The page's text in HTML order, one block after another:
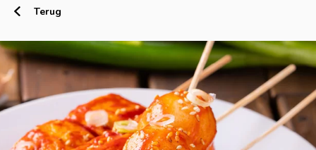
Terug